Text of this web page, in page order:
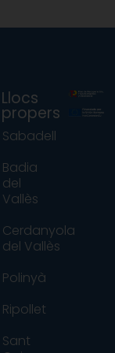
Llocs
propers
Sabadell
Badia
del
Vallès
Cerdanyola
del Vallès
Polinyà
Ripollet
Sant